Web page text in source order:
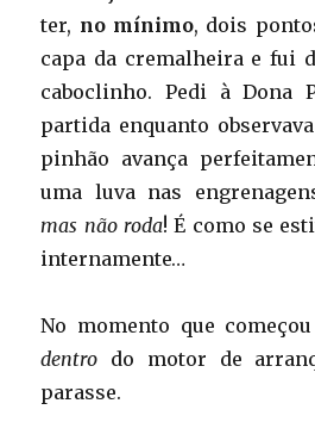
ter, no mínimo, dois
capa da cremalheira e fui
caboclinho. Pedi à Dona
partida enquanto
pinhão avança
uma luva nas
mas não roda! É como se
internamente…
No momento que
dentro do motor de
parasse.